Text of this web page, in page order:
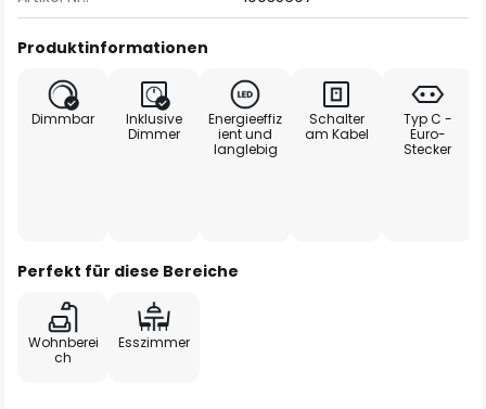
Produktinformationen
Dimmbar
Inklusive
Dimmer
Energieeffiz
ient und
langlebig
Schalter
am Kabel
Typ C -
Euro-
Stecker
Perfekt für diese Bereiche
Wohnberei
ch
Esszimmer